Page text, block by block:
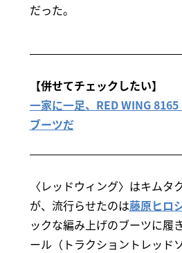
だった。
【併せてチェックしたい】
一家に一足、RED WING
ブーツだ
〈レッドウィング〉はキムタ
が、流行らせたのは藤原ヒロ
ックな編み上げのブーツに履
ール（トラクショントレッド